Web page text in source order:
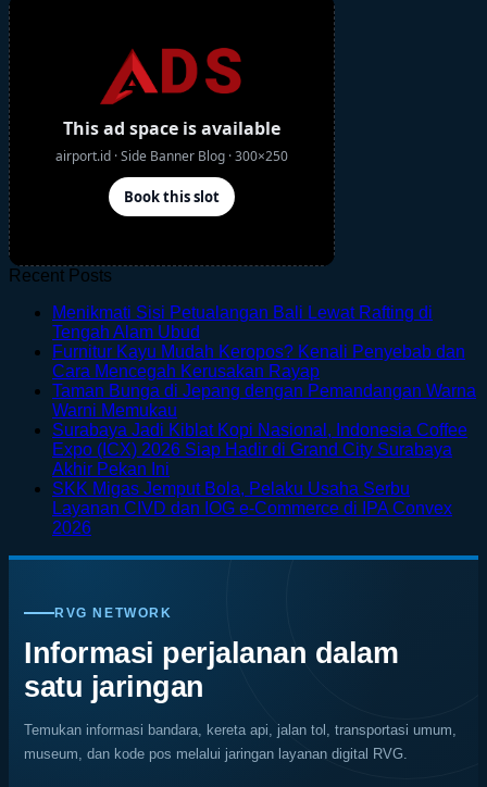
Recent Posts
Menikmati Sisi Petualangan Bali Lewat Rafting di
Tengah Alam Ubud
Comments
on
Menikmati
Petualangan
Bali
Rafting
di
Ubud
Furnitur Kayu Mudah Keropos? Kenali Penyebab dan
Cara Mencegah Kerusakan RayapNo
Comments
Furnitur
Kayu
Keropos?
Kenali
Cara
Taman Bunga di Jepang dengan Pemandangan Warna
Warni Memukau
Comments
on
Bunga
di
Pemandangan
Surabaya Jadi Kiblat Kopi Nasional, Indonesia Coffee
Expo (ICX) 2026 Siap Hadir di Grand City Surabaya
Akhir Pekan Ini
Comments
on
Kiblat
Nasional,
Indonesia
Coffee
Expo
(ICX)
2026
Siap
Hadir
di
SKK Migas Jemput Bola, Pelaku Usaha Serbu
Layanan CIVD dan IOG e-Commerce di IPA Convex
2026No
on
Migas
Jemput
Bola,
Pelaku
Usaha
Serbu
Layanan
CIVD
dan
RVG NETWORK
Informasi perjalanan dalam
satu jaringan
Temukan informasi bandara, kereta api, jalan tol, transportasi umum,
museum, dan kode pos melalui jaringan layanan digital RVG.